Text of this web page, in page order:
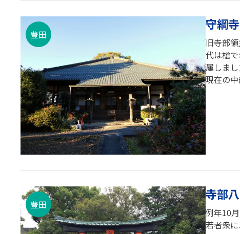
豊田
守綱寺
旧寺部
代は槍
属しま
現在の
豊田
寺部
例年10
若者衆